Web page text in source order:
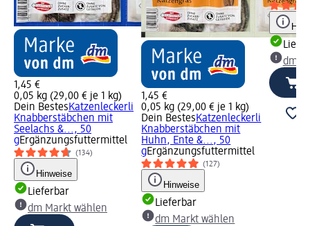
1,45 €
0,05 kg (29,00 € je 1 kg)
Dein BestesKatzenleckerli
Knabberstäbchen mit
Seelachs &..., 50
gErgänzungsfuttermittel
(134)
Hinweise
Lieferbar
dm Markt wählen
1,45 €
0,05 kg (29,00 € je 1 kg)
Dein BestesKatzenleckerli
Knabberstäbchen mit
Huhn, Ente &..., 50
gErgänzungsfuttermittel
(127)
Hinweise
Lieferbar
dm Markt wählen
dm